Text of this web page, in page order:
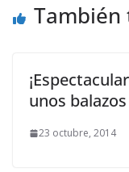
También
unos
23 octubre, 2014